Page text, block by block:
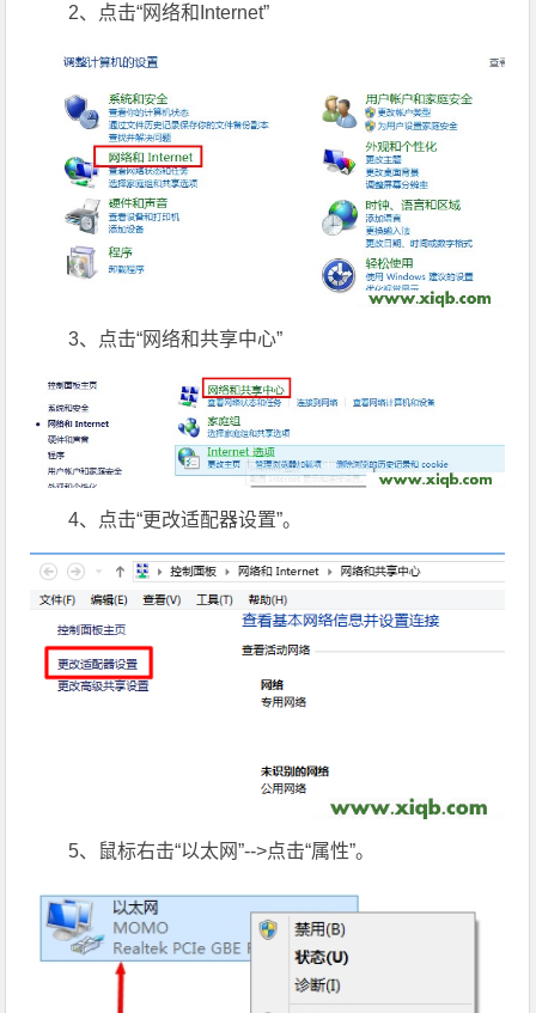
2、点击“网络和Internet”
3、点击“网络和共享中心”
4、点击“更改适配器设置”。
5、鼠标右击“以太网”-->点击“属性”。